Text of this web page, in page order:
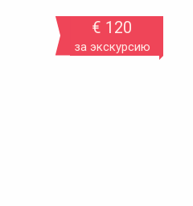
€ 120
за экскурсию